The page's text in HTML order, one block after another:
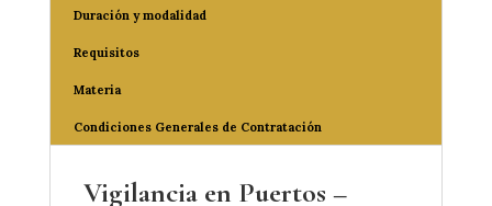
Duración y modalidad
Requisitos
Materia
Condiciones Generales de Contratación
Vigilancia en Puertos –